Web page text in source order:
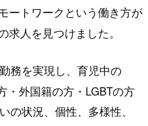
ートワークという働き方が
人を見つけました。
務を実現し、育児中の
・外国籍の方・LGBTの方
の状況、個性、多様性、